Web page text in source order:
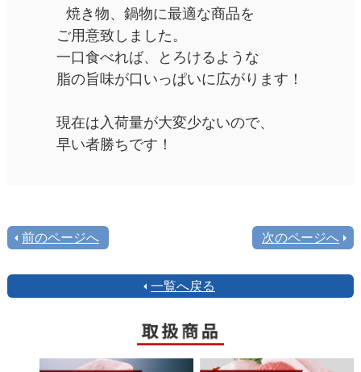
焼き物、鍋物に最適な商品を
ご用意致しました。
一口食べれば、とろけるような
脂の旨味が口いっぱいに広がります！
現在は入荷量が大変少ないので、
早い者勝ちです！
前のページへ 次のページへ
一覧へ戻る